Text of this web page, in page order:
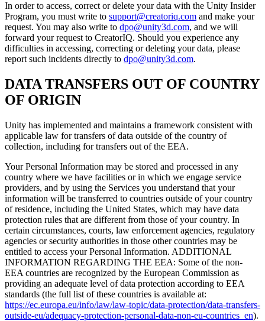
In order to access, correct or delete your data with the Unity Insider
Program, you must write to support@creatoriq.com and make your
request. You may also write to dpo@unity3d.com, and we will
forward your request to CreatorIQ. Should you experience any
difficulties in accessing, correcting or deleting your data, please
report such incidents directly to dpo@unity3d.com.
DATA TRANSFERS OUT OF COUNTRY
OF ORIGIN
Unity has implemented and maintains a framework consistent with
applicable law for transfers of data outside of the country of
collection, including for transfers out of the EEA.
Your Personal Information may be stored and processed in any
country where we have facilities or in which we engage service
providers, and by using the Services you understand that your
information will be transferred to countries outside of your country
of residence, including the United States, which may have data
protection rules that are different from those of your country. In
certain circumstances, courts, law enforcement agencies, regulatory
agencies or security authorities in those other countries may be
entitled to access your Personal Information. ADDITIONAL
INFORMATION REGARDING THE EEA: Some of the non-
EEA countries are recognized by the European Commission as
providing an adequate level of data protection according to EEA
standards (the full list of these countries is available at:
https://ec.europa.eu/info/law/law-topic/data-protection/data-transfers-
outside-eu/adequacy-protection-personal-data-non-eu-countries_en).